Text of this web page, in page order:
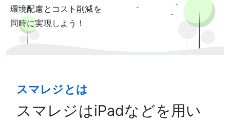
環境配慮とコスト削減を
同時に実現しよう！
スマレジとは
スマレジはiPadなどを用い